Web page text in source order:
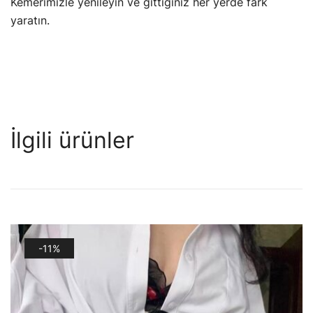
yaratın.
İlgili ürünler
-11%